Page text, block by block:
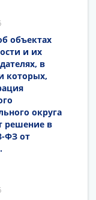
объектах
и их
в
которых,
округа
решение в
ФЗ от